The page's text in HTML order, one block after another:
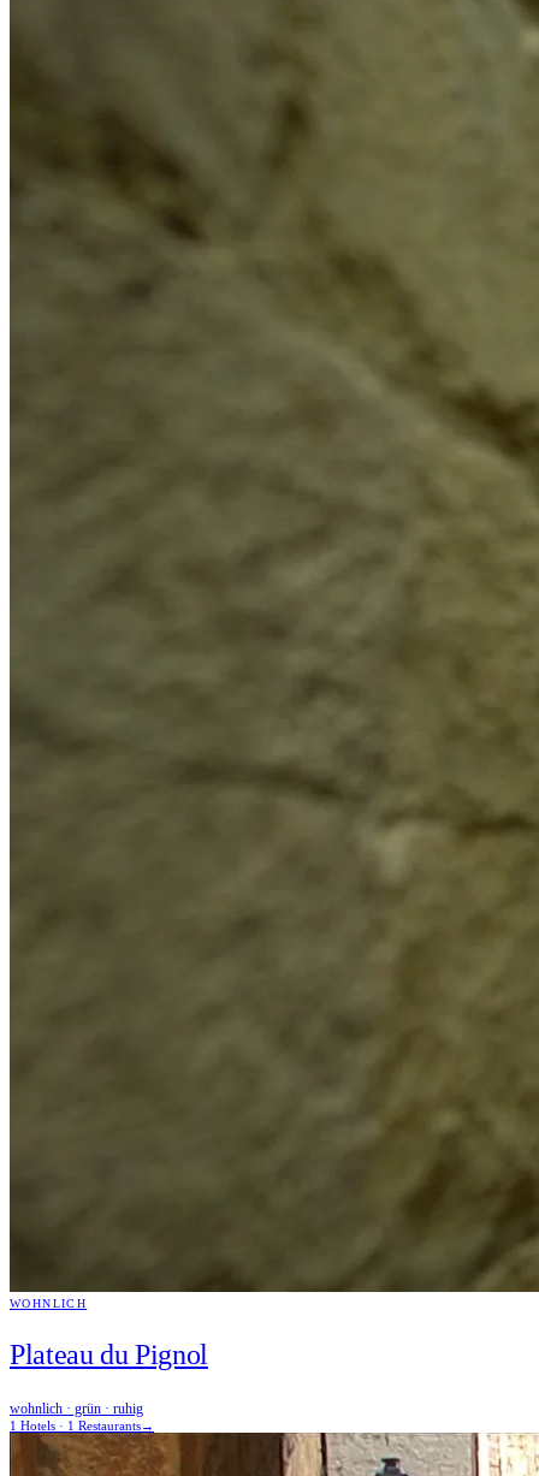
WOHNLICH
Plateau du Pignol
wohnlich · grün · ruhig
1 Hotels · 1 Restaurants→